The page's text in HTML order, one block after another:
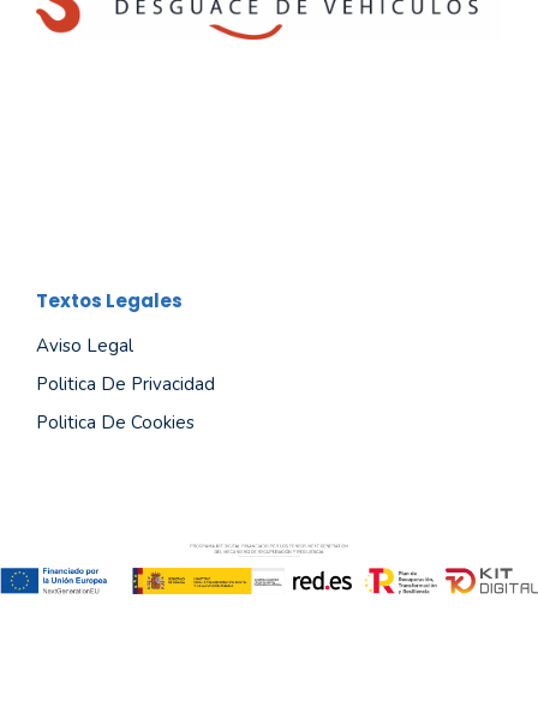
Textos Legales
Aviso Legal
Politica De Privacidad
Politica De Cookies